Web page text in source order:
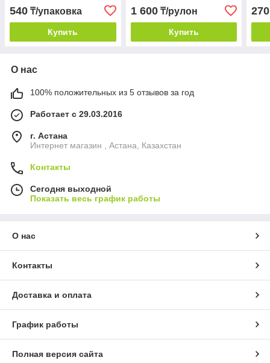
540 ₸/упаковка
Купить
(Арт.ВР0071)
1 600₸/рулон
Купить
270
О нас
100% положительных из 5 отзывов за год
Работает с 29.03.2016
г. Астана
Интернет магазин , Астана, Казахстан
Контакты
Сегодня выходной
Показать весь график работы
О нас
Контакты
Доставка и оплата
График работы
Полная версия сайта